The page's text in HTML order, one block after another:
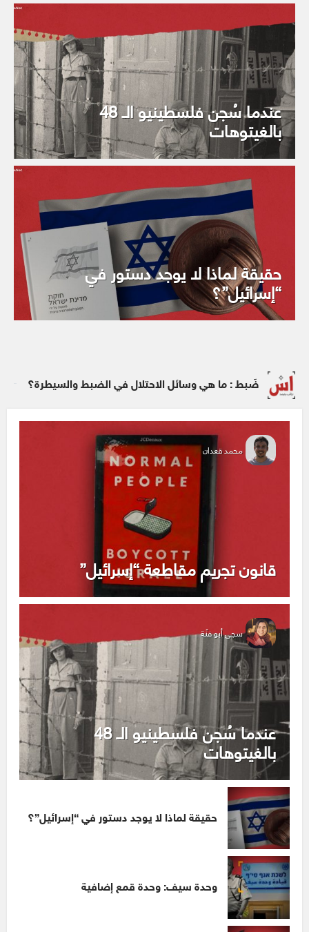
عندما سُجن فلسطينيو الـ 48
بالغيتوهات
حقيقة لماذا لا يوجد دستور في
“إسرائيل”؟
ضَبط : ما هي وسائل الاحتلال في الضبط والسيطرة؟
محمد قعدان
قانون تجريم مقاطعة “إسرائيل”
سجى أبو فنّة
عندما سُجن فلسطينيو الـ 48
بالغيتوهات
حقيقة لماذا لا يوجد دستور في “إسرائيل”؟
وحدة سيف: وحدة قمع إضافية